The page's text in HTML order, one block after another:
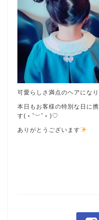
可愛らしさ満点のヘアにな
本日もお客様の特別な日に
す(﹡ˆ﹀ˆ﹡)♡
ありがとうございます